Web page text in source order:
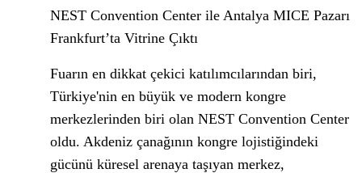
NEST Convention Center ile Antalya MICE Pazarı
Frankfurt’ta Vitrine Çıktı
Fuarın en dikkat çekici katılımcılarından biri,
Türkiye'nin en büyük ve modern kongre
merkezlerinden biri olan NEST Convention Center
oldu. Akdeniz çanağının kongre lojistiğindeki
gücünü küresel arenaya taşıyan merkez,